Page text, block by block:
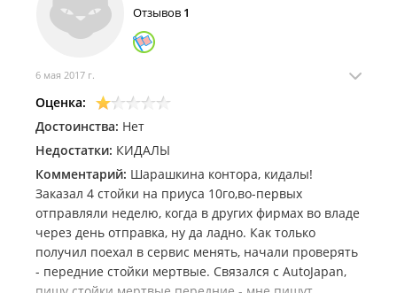
придется доказывать недоказуемое, а именно: то,
что царапины возникли до продажи мне товара.
Учитывая то, что я не зафиксировал письменно их
наличие при покупке, дело сомнительное. Все же
этой области юристом, я могу чего то не знать.
P.S. Не повторяйте моих ошибок ;)
Отзывов 1
6 мая 2017 г.
Оценка:
Достоинства: Нет
Недостатки: КИДАЛЫ
Комментарий: Шарашкина контора, кидалы!
Заказал 4 стойки на приуса 10го,во-первых
отправляли неделю, когда в других фирмах во владе
через день отправка, ну да ладно. Как только
получил поехал в сервис менять, начали проверять
- передние стойки мертвые. Связался с AutoJapan,